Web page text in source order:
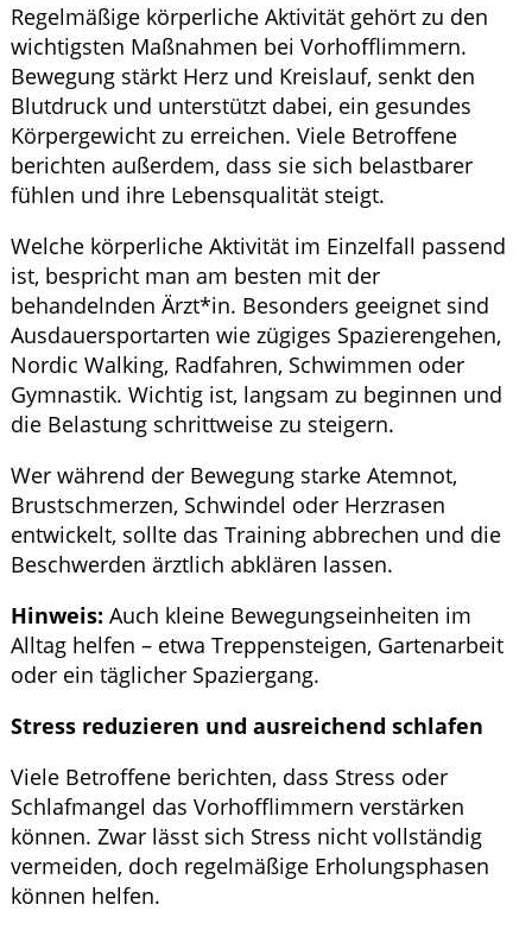
Regelmäßige körperliche Aktivität gehört zu den
wichtigsten Maßnahmen bei Vorhofflimmern.
Bewegung stärkt Herz und Kreislauf, senkt den
Blutdruck und unterstützt dabei, ein gesundes
Körpergewicht zu erreichen. Viele Betroffene
berichten außerdem, dass sie sich belastbarer
fühlen und ihre Lebensqualität steigt.
Welche körperliche Aktivität im Einzelfall passend
ist, bespricht man am besten mit der
behandelnden Ärzt*in. Besonders geeignet sind
Ausdauersportarten wie zügiges Spazierengehen,
Nordic Walking, Radfahren, Schwimmen oder
Gymnastik. Wichtig ist, langsam zu beginnen und
die Belastung schrittweise zu steigern.
Wer während der Bewegung starke Atemnot,
Brustschmerzen, Schwindel oder Herzrasen
entwickelt, sollte das Training abbrechen und die
Beschwerden ärztlich abklären lassen.
Hinweis: Auch kleine Bewegungseinheiten im
Alltag helfen – etwa Treppensteigen, Gartenarbeit
oder ein täglicher Spaziergang.
Stress reduzieren und ausreichend schlafen
Viele Betroffene berichten, dass Stress oder
Schlafmangel das Vorhofflimmern verstärken
können. Zwar lässt sich Stress nicht vollständig
vermeiden, doch regelmäßige Erholungsphasen
können helfen.